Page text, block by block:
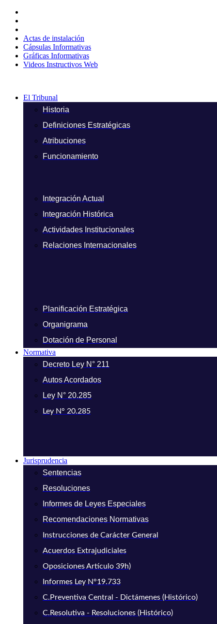
contenido
Actas de instalación
Cápsulas Informativas
Gráficas Informativas
Videos Instructivos Web
El Tribunal
Historia
Definiciones Estratégicas
Atribuciones
Funcionamiento
Integración Actual
Integración Histórica
Actividades Institucionales
Relaciones Internacionales
Planificación Estratégica
Organigrama
Dotación de Personal
Normativa
Decreto Ley N° 211
Autos Acordados
Ley N° 20.285
Ley N° 20.285
Jurisprudencia
Sentencias
Resoluciones
Informes de Leyes Especiales
Recomendaciones Normativas
Instrucciones de Carácter General
Acuerdos Extrajudiciales
Oposiciones Artículo 39h)
Informes Ley N°19.733
C.Preventiva Central - Dictámenes (Histórico)
C.Resolutiva - Resoluciones (Histórico)